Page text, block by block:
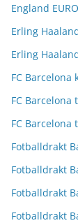
England
Erling
Erling
FC Barcelona
FC Barcelona
FC
Fotballdrakt
Fotballdrakt
Fotballdrakt
Fotballdrakt